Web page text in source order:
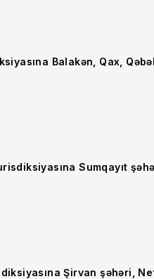
Balakən, Qax,
Sumqayıt
Şirvan şəhəri,